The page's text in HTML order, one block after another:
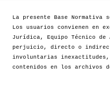
La presente Base
Los usuarios convienen en
Jurídica, Equipo Técnico
perjuicio, directo o
involuntarias
contenidos en los archivos